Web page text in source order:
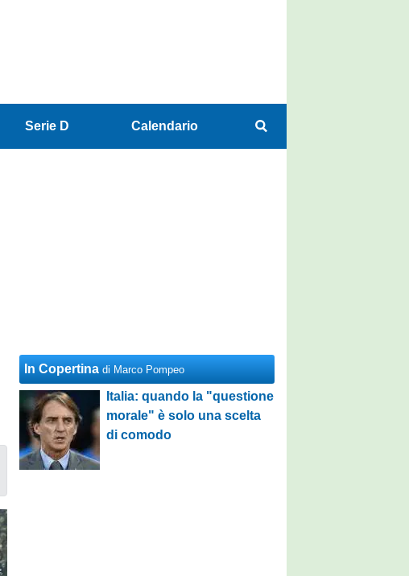
Serie D Calendario
In Copertina di Marco Pompeo
Italia: quando la "questione
morale" è solo una scelta
di comodo